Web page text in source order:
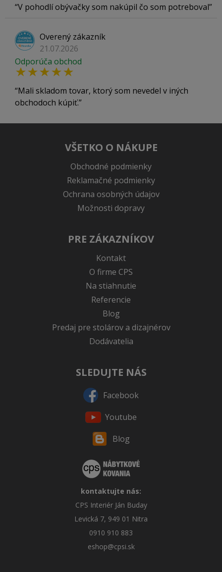
V pohodlí obývačky som nakúpil čo som potreboval
Overený zákazník
21.07.2026
Odporúča obchod
Mali skladom tovar, ktorý som nevedel v iných
obchodoch kúpiť.
VŠETKO O NÁKUPE
Obchodné podmienky
Reklamačné podmienky
Ochrana osobných údajov
Možnosti dopravy
PRE ZÁKAZNÍKOV
Kontakt
O firme CPS
Na stiahnutie
Referencie
Blog
Predaj pre stolárov a dizajnérov
Dodávatelia
SLEDUJTE NÁS
Facebook
Youtube
Blog
kontaktujte nás:
CPS Interiér Ján Buday
Levická 7, 949 01 Nitra
0910 910 883
eshop@cpsi.sk